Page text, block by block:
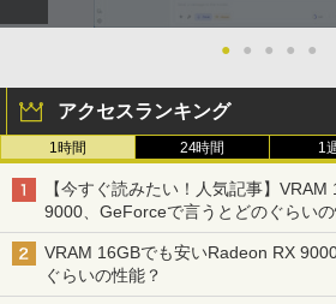
● ● ● ● ●
アクセスランキング
1時間 24時間 1
【今すぐ読みたい！人気記事】
9000、GeForceで言うとどのぐらい
VRAM 16GBでも安いRadeon RX
ぐらいの性能？